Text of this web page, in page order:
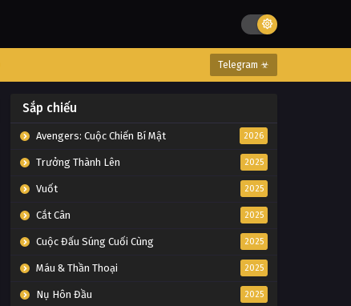
Telegram ☣
Sắp chiếu
Avengers: Cuộc Chiến Bí Mật 2026
Trưởng Thành Lên 2025
Vuốt 2025
Cắt Cân 2025
Cuộc Đấu Súng Cuối Cùng 2025
Máu & Thần Thoại 2025
Nụ Hôn Đầu 2025